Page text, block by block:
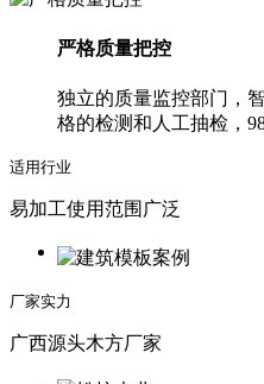
严格质量把控
独立的质量监控部门，
格的检测和人工抽检，
适用行业
易加工使用范围广泛
厂家实力
广西源头木方厂家